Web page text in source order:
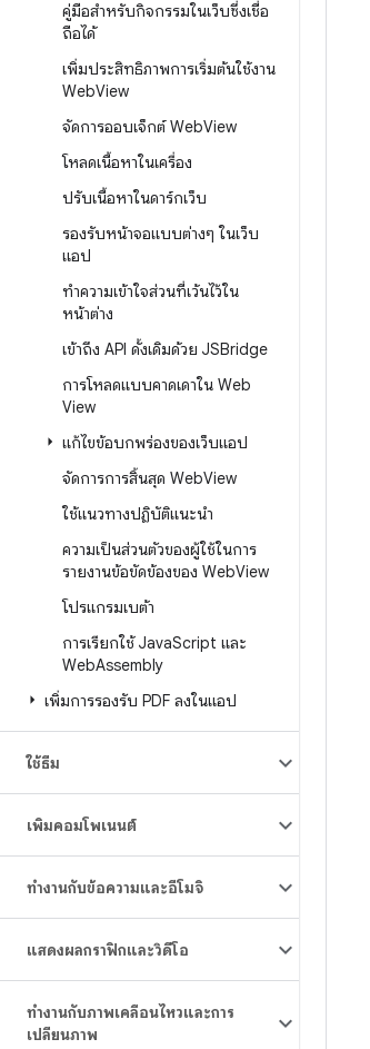
คู่มือสําหรับกิจกรรมในเว็บซึ่งเชื่อ
ถือได้
เพิ่มประสิทธิภาพการเริ่มต้นใช้งาน
WebView
จัดการออบเจ็กต์ WebView
โหลดเนื้อหาในเครื่อง
ปรับเนื้อหาในดาร์กเว็บ
รองรับหน้าจอแบบต่างๆ ในเว็บ
แอป
ทำความเข้าใจส่วนที่เว้นไว้ใน
หน้าต่าง
เข้าถึง API ดั้งเดิมด้วย JSBridge
การโหลดแบบคาดเดาใน Web
View
แก้ไขข้อบกพร่องของเว็บแอป
จัดการการสิ้นสุด WebView
ใช้แนวทางปฏิบัติแนะนำ
ความเป็นส่วนตัวของผู้ใช้ในการ
รายงานข้อขัดข้องของ WebView
โปรแกรมเบต้า
การเรียกใช้ JavaScript และ
WebAssembly
เพิ่มการรองรับ PDF ลงในแอป
ใช้ธีม
เพิ่มคอมโพเนนต์
ทำงานกับข้อความและอีโมจิ
แสดงผลกราฟิกและวิดีโอ
ทำงานกับภาพเคลื่อนไหวและการ
เปลี่ยนภาพ